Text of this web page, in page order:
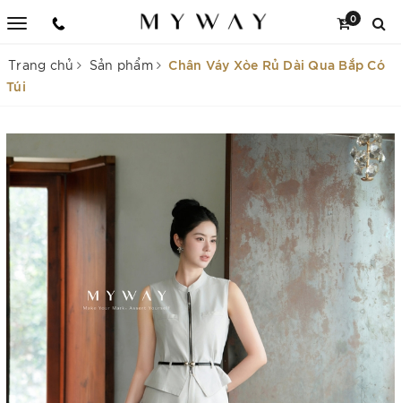
0
Trang chủ Sản phẩm
Chân Váy Xòe Rủ Dài Qua Bắp Có
Túi